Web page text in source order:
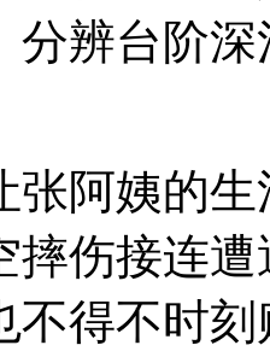
分辨台阶
张阿姨的
摔伤接连
不得不时